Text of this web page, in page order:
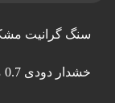
خشدار دودی 0.7 میلی متر